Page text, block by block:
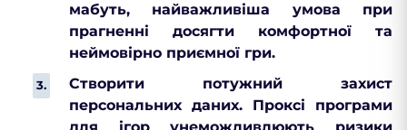
мабуть, найважливіша умова при
прагненні досягти комфортної та
неймовірно приємної гри.
Створити потужний захист
персональних даних. Проксі програми